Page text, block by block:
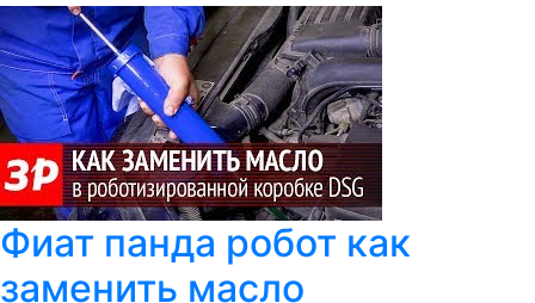
Фиат панда робот как
заменить масло